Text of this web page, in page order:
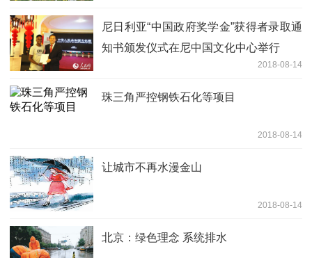
尼日利亚“中国政府奖学金”获得者录取通
知书颁发仪式在尼中国文化中心举行
2018-08-14
珠三角严控钢铁石化等项目
2018-08-14
让城市不再水漫金山
2018-08-14
北京：绿色理念 系统排水